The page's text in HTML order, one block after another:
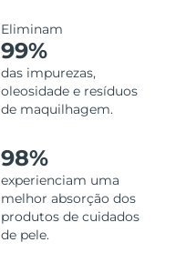
Eliminam
99%
das impurezas,
oleosidade e resíduos
de maquilhagem.
98%
experienciam uma
melhor absorção dos
produtos de cuidados
de pele.